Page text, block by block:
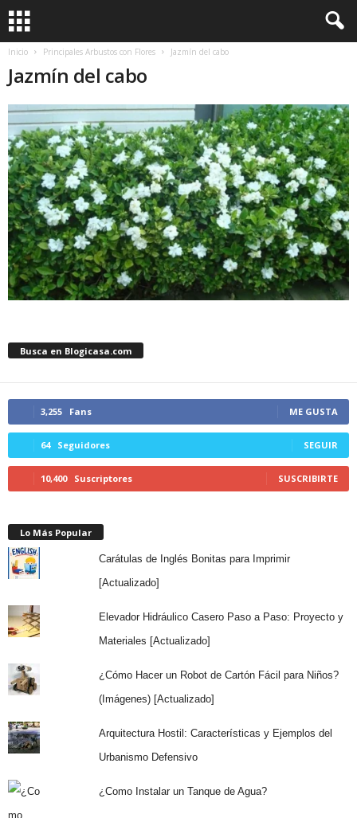
Inicio Principales Arbustos con Flores Jazmín del cabo
Jazmín del cabo
Busca en Blogicasa.com
3,255 Fans ME GUSTA
64 Seguidores SEGUIR
10,400 Suscriptores SUSCRIBIRTE
Lo Más Popular
Carátulas de Inglés Bonitas para Imprimir
[Actualizado]
Elevador Hidráulico Casero Paso a Paso: Proyecto y
Materiales [Actualizado]
¿Cómo Hacer un Robot de Cartón Fácil para Niños?
(Imágenes) [Actualizado]
Arquitectura Hostil: Características y Ejemplos del
Urbanismo Defensivo
¿Como Instalar un Tanque de Agua?